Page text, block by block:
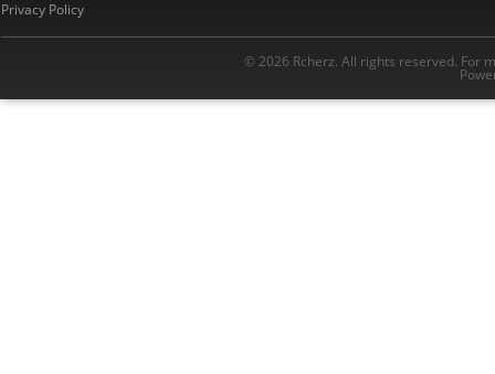
Privacy Policy
© 2026 Rcherz. All rights reserved. For